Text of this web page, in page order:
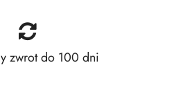
zwrot do 100 dni